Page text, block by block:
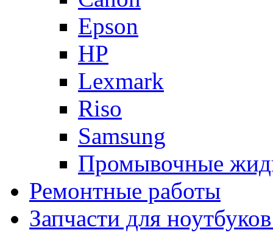
Epson
HP
Lexmark
Riso
Samsung
Промывочные
Ремонтные работы
Запчасти для